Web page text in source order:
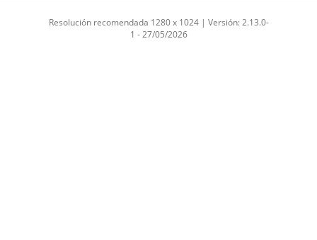
Resolución recomendada 1280 x 1024 | Versión: 2.13.0-
1 - 27/05/2026